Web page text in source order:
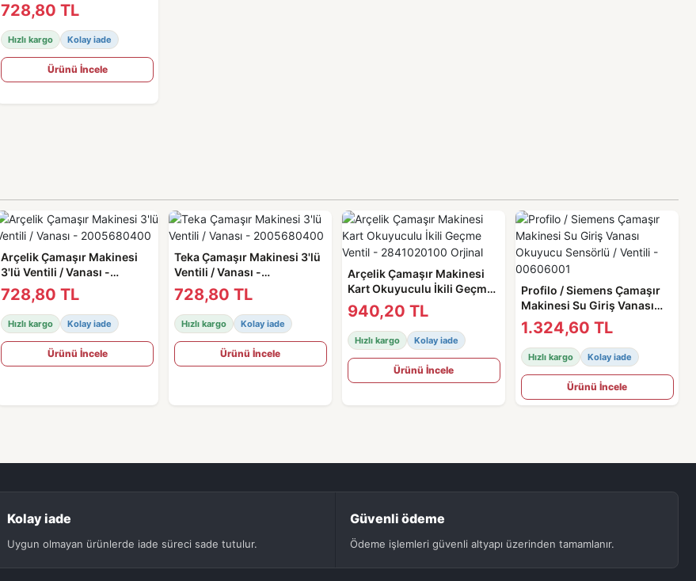
728,80 TL
Hızlı kargo Kolay iade
Ürünü İncele
Arçelik Çamaşır Makinesi
3'lü Ventili / Vanası -
2005680400
728,80 TL
Hızlı kargo Kolay iade
Ürünü İncele
Teka Çamaşır Makinesi 3'lü
Ventili / Vanası -
2005680400
728,80 TL
Hızlı kargo Kolay iade
Ürünü İncele
Arçelik Çamaşır Makinesi
Kart Okuyuculu İkili Geçme
Ventil - 2841020100 Orjinal
940,20 TL
Hızlı kargo Kolay iade
Ürünü İncele
Profilo / Siemens Çamaşır
Makinesi Su Giriş Vanası
Okuyucu Sensörlü / Ventili -
00606001
1.324,60 TL
Hızlı kargo Kolay iade
Ürünü İncele
Kolay iade
Uygun olmayan ürünlerde iade süreci sade tutulur.
Güvenli ödeme
Ödeme işlemleri güvenli altyapı üzerinden tamamlanır.